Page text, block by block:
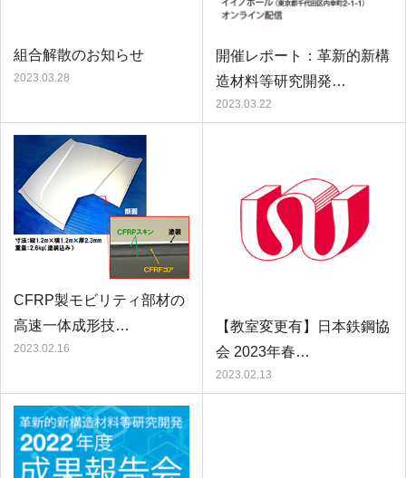
組合解散のお知らせ
2023.03.28
開催レポート：革新的新構
造材料等研究開発…
2023.03.22
CFRP製モビリティ部材の
高速一体成形技…
2023.02.16
【教室変更有】日本鉄鋼協
会 2023年春…
2023.02.13